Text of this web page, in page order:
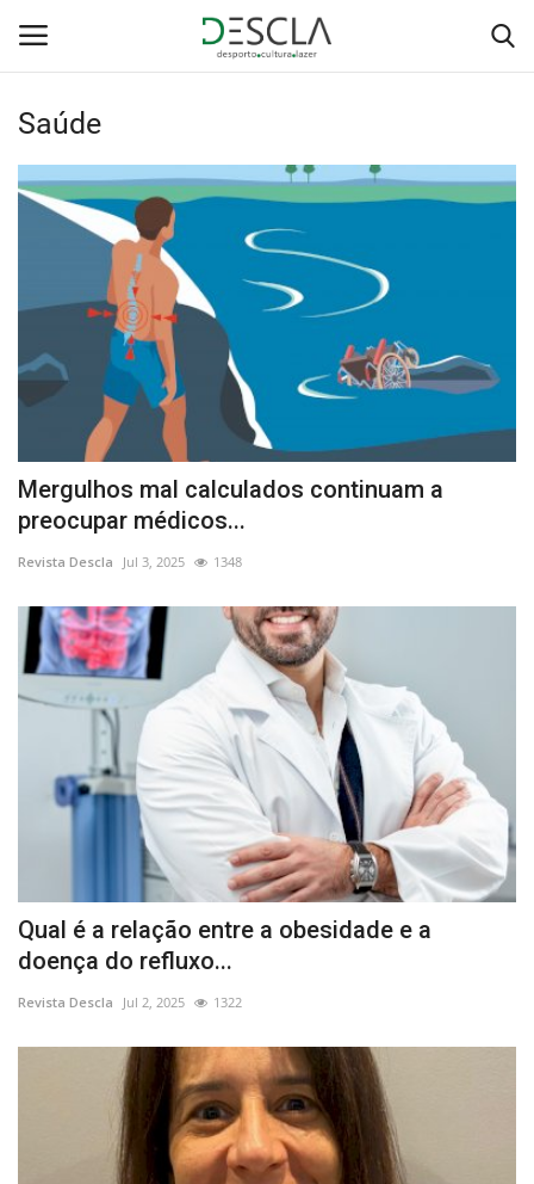
Login
Home
...by Descla
Contactos
Sobre Nós
Educação
Estatuto Editorial
Saúde
Ficha técnica
Saúde
Mergulhos mal calculados continuam a
preocupar médicos...
Revista Descla Jul 3, 2025 1348
Qual é a relação entre a obesidade e a
doença do refluxo...
Revista Descla Jul 2, 2025 1322